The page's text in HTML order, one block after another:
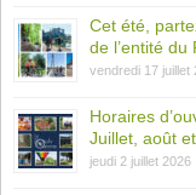
Cet été,
de l’entité du
vendredi 17 juillet
Horaires
Juillet, août
jeudi 2 juillet 2026